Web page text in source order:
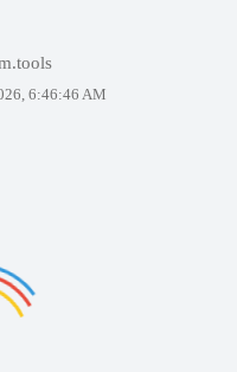
6:46:46 AM